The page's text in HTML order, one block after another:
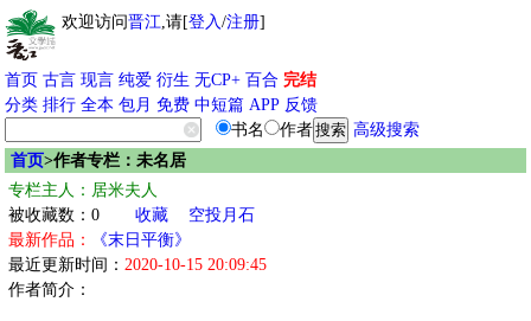
欢迎访问晋江,请[登入/注册]
首页 古言 现言 纯爱 衍生 无CP+ 百合 完结
分类 排行 全本 包月 免费 中短篇 APP 反馈
书名
作者
高级搜索
首页>作者专栏：未名居
专栏主人：居米夫人
被收藏数：0
收藏
空投月石
最新作品：
《末日平衡》
最近更新时间： 2020-10-15 20:09:45
作者简介：